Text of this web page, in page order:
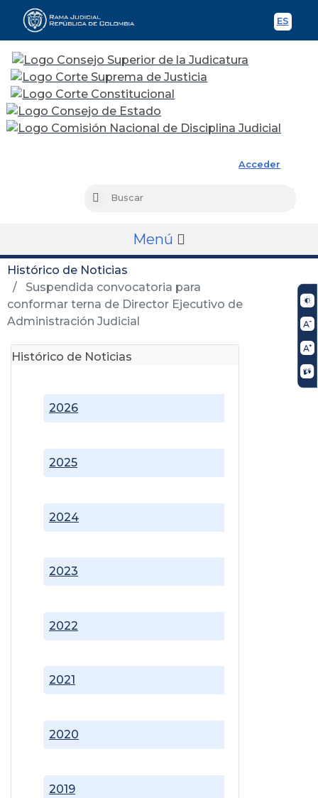
ES
Acceder
Buscar
Menú
Histórico de Noticias
Suspendida convocatoria para
conformar terna de Director Ejecutivo de
Administración Judicial
Histórico de Noticias
2019
2020
2021
2022
2023
2024
2025
2026